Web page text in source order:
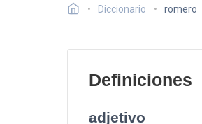
Diccionario romero
Definiciones
adjetivo